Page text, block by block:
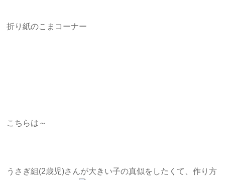
折り紙のこまコーナー
こちらは～
うさぎ組(2歳児)さんが大きい子の真似をしたくて、作り方